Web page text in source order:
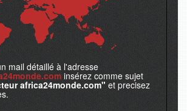
mail détaillé à l'adresse
insérez comme sujet
africa24monde.com" et precisez